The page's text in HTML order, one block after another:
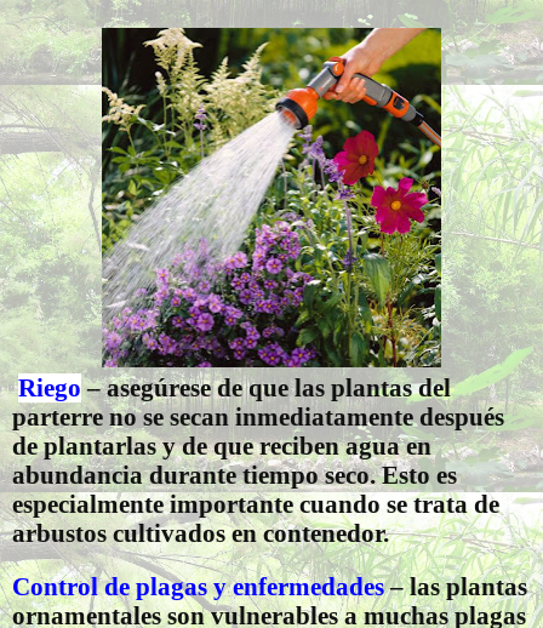
Riego – asegúrese de que las plantas del
parterre no se secan inmediatamente después
de plantarlas y de que reciben agua en
abundancia durante tiempo seco. Esto es
especialmente importante cuando se trata de
arbustos cultivados en contenedor.
Control de plagas y enfermedades – las plantas
ornamentales son vulnerables a muchas plagas